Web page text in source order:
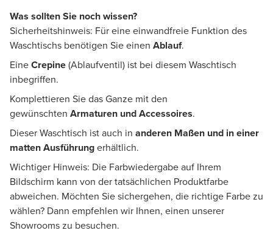
Was sollten Sie noch wissen?
Sicherheitshinweis: Für eine einwandfreie Funktion des
Waschtischs benötigen Sie einen Ablauf.
EineCrepine(Ablaufventil) ist bei diesem Waschtisch
inbegriffen.
Komplettieren Sie das Ganze mit den
gewünschten Armaturen und Accessoires.
Dieser Waschtisch ist auch in anderen Maßen und in einer
matten Ausführungerhältlich.
Wichtiger Hinweis: Die Farbwiedergabe auf Ihrem
Bildschirm kann von der tatsächlichen Produktfarbe
abweichen. Möchten Sie sichergehen, die richtige Farbe zu
wählen? Dann empfehlen wir Ihnen, einen unserer
Showrooms zu besuchen.